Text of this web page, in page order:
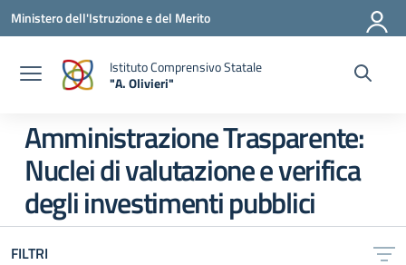
Vai ai contenuti
Vai al menu di navigazione
Vai al footer
Ministero dell'Istruzione e del Merito
Istituto Comprensivo Statale
"A. Olivieri"
Amministrazione Trasparente:
Nuclei di valutazione e verifica
degli investimenti pubblici
FILTRI